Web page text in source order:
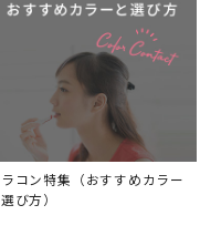
コン特集（おすすめカラー
び方）